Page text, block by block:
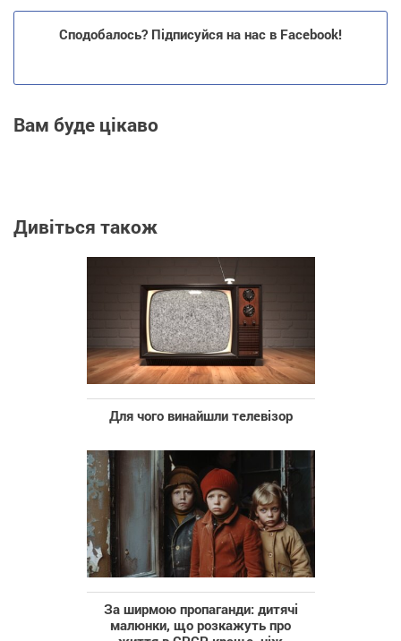
Сподобалось? Підписуйся на нас в Facebook!
Вам буде цікаво
Дивіться також
Для чого винайшли телевізор
За ширмою пропаганди: дитячі
малюнки, що розкажуть про